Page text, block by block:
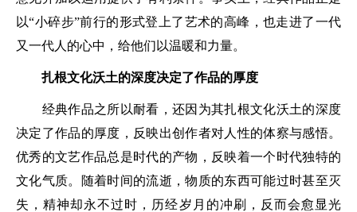
以“小碎步”前行的形式登上了艺术的高峰，也走进了一代
又一代人的心中，给他们以温暖和力量。
扎根文化沃土的深度决定了作品的厚度
经典作品之所以耐看，还因为其扎根文化沃土的深度
决定了作品的厚度，反映出创作者对人性的体察与感悟。
优秀的文艺作品总是时代的产物，反映着一个时代独特的
文化气质。随着时间的流逝，物质的东西可能过时甚至灭
失，精神却永不过时，历经岁月的冲刷，反而会愈显光